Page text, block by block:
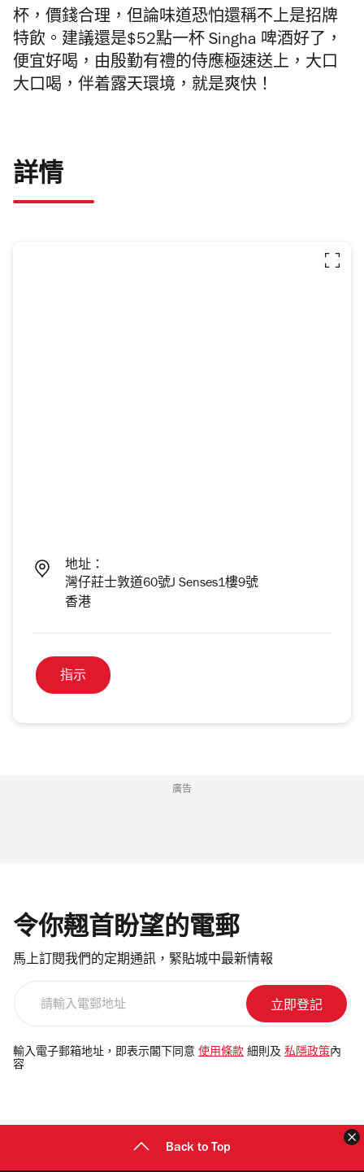
杯，價錢合理，但論味道恐怕還稱不上是招牌
特飲。建議還是$52點一杯 Singha 啤酒好了，
便宜好喝，由殷勤有禮的侍應極速送上，大口
大口喝，伴着露天環境，就是爽快！
詳情
地址：
灣仔莊士敦道60號J Senses1樓9號
香港
指示
廣告
令你翹首盼望的電郵
馬上訂閱我們的定期通訊，緊貼城中最新情報
電
郵
輸入電子郵箱地址，即表示閣下同意 使用條款 細則及 私隱政策 內
容
Back to Top